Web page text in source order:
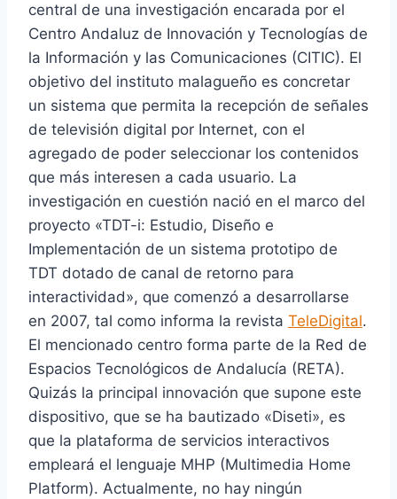
central de una investigación encarada por el
Centro Andaluz de Innovación y Tecnologías de
la Información y las Comunicaciones (CITIC). El
objetivo del instituto malagueño es concretar
un sistema que permita la recepción de señales
de televisión digital por Internet, con el
agregado de poder seleccionar los contenidos
que más interesen a cada usuario. La
investigación en cuestión nació en el marco del
proyecto «TDT-i: Estudio, Diseño e
Implementación de un sistema prototipo de
TDT dotado de canal de retorno para
interactividad», que comenzó a desarrollarse
en 2007, tal como informa la revista TeleDigital.
El mencionado centro forma parte de la Red de
Espacios Tecnológicos de Andalucía (RETA).
Quizás la principal innovación que supone este
dispositivo, que se ha bautizado «Diseti», es
que la plataforma de servicios interactivos
empleará el lenguaje MHP (Multimedia Home
Platform). Actualmente, no hay ningún